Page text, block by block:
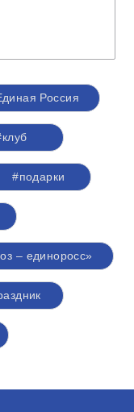
Россия
#подарки
– единоросс»